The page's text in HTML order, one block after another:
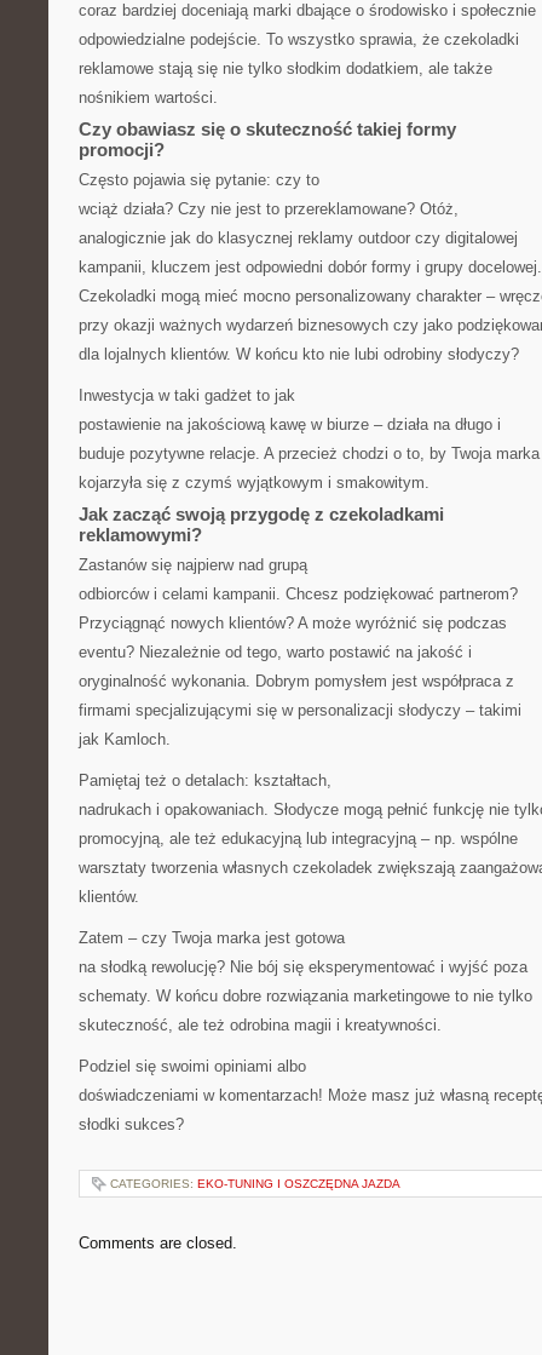
coraz bardziej doceniają marki dbające o środowisko i społecznie
odpowiedzialne podejście. To wszystko sprawia, że czekoladki
reklamowe stają się nie tylko słodkim dodatkiem, ale także
nośnikiem wartości.
Czy obawiasz się o skuteczność takiej formy
promocji?
Często pojawia się pytanie: czy to
wciąż działa? Czy nie jest to przereklamowane? Otóż,
analogicznie jak do klasycznej reklamy outdoor czy digitalowej
kampanii, kluczem jest odpowiedni dobór formy i grupy docelowej.
Czekoladki mogą mieć mocno personalizowany charakter –
przy okazji ważnych wydarzeń biznesowych czy jako
dla lojalnych klientów. W końcu kto nie lubi odrobiny słodyczy?
Inwestycja w taki gadżet to jak
postawienie na jakościową kawę w biurze – działa na długo i
buduje pozytywne relacje. A przecież chodzi o to, by Twoja marka
kojarzyła się z czymś wyjątkowym i smakowitym.
Jak zacząć swoją przygodę z czekoladkami
reklamowymi?
Zastanów się najpierw nad grupą
odbiorców i celami kampanii. Chcesz podziękować partnerom?
Przyciągnąć nowych klientów? A może wyróżnić się podczas
eventu? Niezależnie od tego, warto postawić na jakość i
oryginalność wykonania. Dobrym pomysłem jest współpraca z
firmami specjalizującymi się w personalizacji słodyczy – takimi
jak Kamloch.
Pamiętaj też o detalach: kształtach,
nadrukach i opakowaniach. Słodycze mogą pełnić funkcję nie
promocyjną, ale też edukacyjną lub integracyjną – np. wspólne
warsztaty tworzenia własnych czekoladek zwiększają
klientów.
Zatem – czy Twoja marka jest gotowa
na słodką rewolucję? Nie bój się eksperymentować i wyjść poza
schematy. W końcu dobre rozwiązania marketingowe to nie tylko
skuteczność, ale też odrobina magii i kreatywności.
Podziel się swoimi opiniami albo
doświadczeniami w komentarzach! Może masz już własną
słodki sukces?
CATEGORIES: EKO-TUNING I OSZCZĘDNA JAZDA
Comments are closed.